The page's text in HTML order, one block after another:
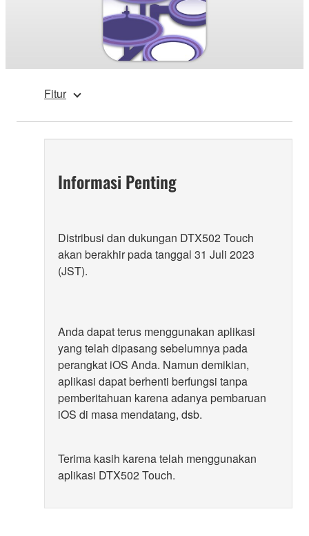
Fitur
Informasi Penting
Distribusi dan dukungan DTX502 Touch
akan berakhir pada tanggal 31 Juli 2023
(JST).
Anda dapat terus menggunakan aplikasi
yang telah dipasang sebelumnya pada
perangkat iOS Anda. Namun demikian,
aplikasi dapat berhenti berfungsi tanpa
pemberitahuan karena adanya pembaruan
iOS di masa mendatang, dsb.
Terima kasih karena telah menggunakan
aplikasi DTX502 Touch.